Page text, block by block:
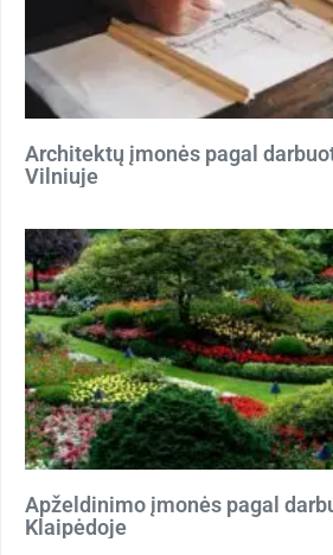
Architektų įmonės pagal
Vilniuje
Apželdinimo įmonės pagal
Klaipėdoje